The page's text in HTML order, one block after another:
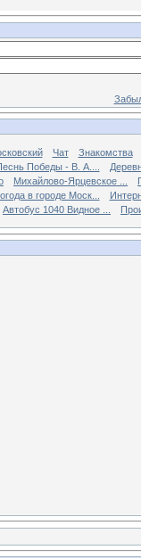
Чат
Знакомства
Победы - В. А....
Михайлово-Ярцевское ...
в городе Моск...
Автобус 1040 Видное ...